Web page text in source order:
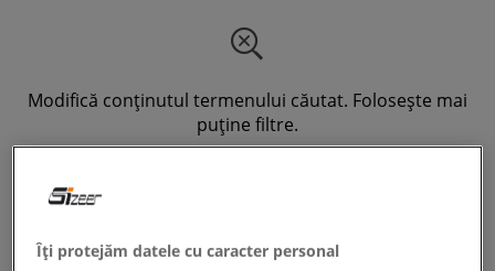
Modifică conținutul termenului căutat. Folosește mai
puține filtre.
Îți protejăm datele cu caracter personal